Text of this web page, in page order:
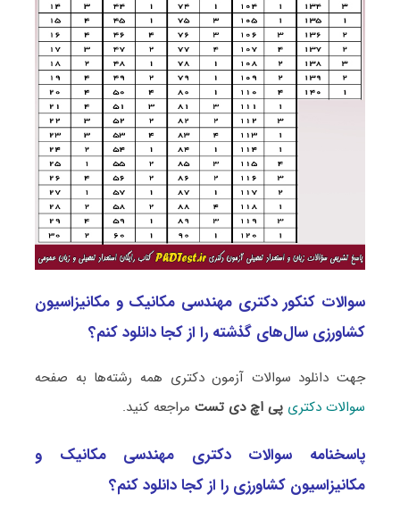
سوالات کنکور دکتری مهندسی مکانیک و مکانیزاسیون
کشاورزی سال‌های گذشته را از کجا دانلود کنم؟
جهت دانلود سوالات آزمون دکتری همه رشته‌ها به صفحه
سوالات دکتری پی اچ دی تستمراجعه کنید.
پاسخنامه سوالات دکتری مهندسی مکانیک و
مکانیزاسیون کشاورزی را از کجا دانلود کنم؟